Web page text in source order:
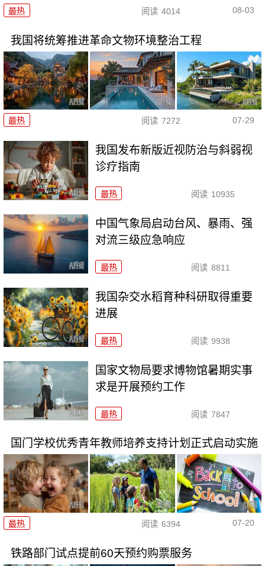
最热 阅读 4014 08-03
我国将统筹推进革命文物环境整治工程
最热 阅读 7272 07-29
我国发布新版近视防治与斜弱视
诊疗指南
最热 阅读 10935
中国气象局启动台风、暴雨、强
对流三级应急响应
最热 阅读 8811
我国杂交水稻育种科研取得重要
进展
最热 阅读 9938
国家文物局要求博物馆暑期实事
求是开展预约工作
最热 阅读 7847
国门学校优秀青年教师培养支持计划正式启动实施
最热 阅读 6394 07-20
铁路部门试点提前60天预约购票服务